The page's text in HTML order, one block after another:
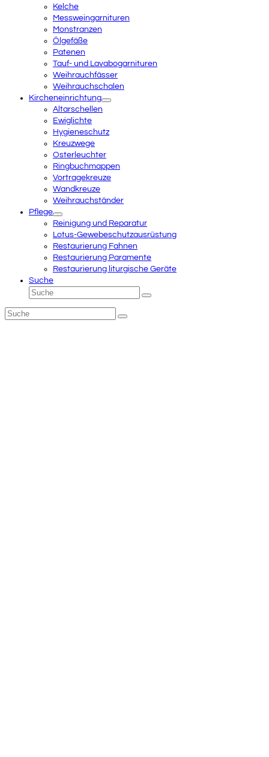
Kelche
Messweingarnituren
Monstranzen
Ölgefäße
Patenen
Tauf- und Lavabogarnituren
Weihrauchfässer
Weihrauchschalen
Kircheneinrichtung
Altarschellen
Ewiglichte
Hygieneschutz
Kreuzwege
Osterleuchter
Ringbuchmappen
Vortragekreuze
Wandkreuze
Weihrauchständer
Pflege
Reinigung und Reparatur
Lotus-Gewebeschutzausrüstung
Restaurierung Fahnen
Restaurierung Paramente
Restaurierung liturgische Geräte
Suche
Suche
Senden
Suche
Senden